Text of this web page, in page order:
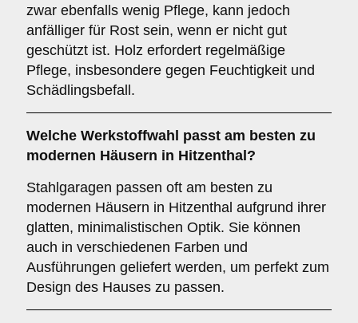
zwar ebenfalls wenig Pflege, kann jedoch
anfälliger für Rost sein, wenn er nicht gut
geschützt ist. Holz erfordert regelmäßige
Pflege, insbesondere gegen Feuchtigkeit und
Schädlingsbefall.
Welche Werkstoffwahl passt am besten zu
modernen Häusern in Hitzenthal?
Stahlgaragen passen oft am besten zu
modernen Häusern in Hitzenthal aufgrund ihrer
glatten, minimalistischen Optik. Sie können
auch in verschiedenen Farben und
Ausführungen geliefert werden, um perfekt zum
Design des Hauses zu passen.